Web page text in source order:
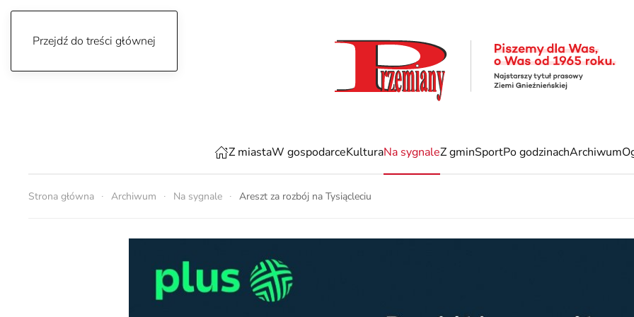
Przejdź do treści głównej
Z miastaW gospodarceKulturaNa sygnaleZ gminSportPo godzinachArchiwum
Strona główna Archiwum Na sygnale Areszt za rozbój na Tysiącleciu